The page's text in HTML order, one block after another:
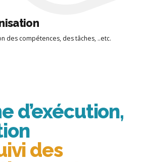
des compétences, des tâches, ..etc.
d’exécution,
des